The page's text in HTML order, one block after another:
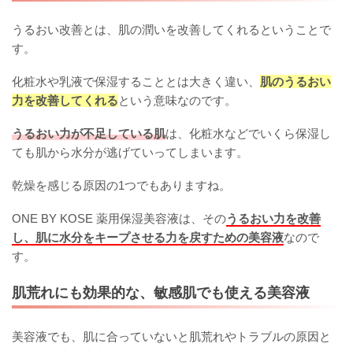
うるおい改善とは、肌の潤いを改善してくれるということで
す。
化粧水や乳液で保湿することとは大きく違い、 肌のうるおい
力を改善してくれるという意味なのです。
うるおい力が不足している肌は、化粧水などでいくら保湿し
ても肌から水分が逃げていってしまいます。
乾燥を感じる原因の1つでもありますね。
ONE BY KOSE 薬用保湿美容液は、そのうるおい力を改善
し、肌に水分をキープさせる力を戻すための美容液なので
す。
肌荒れにも効果的な、敏感肌でも使える美容液
美容液でも、肌に合っていないと肌荒れやトラブルの原因と